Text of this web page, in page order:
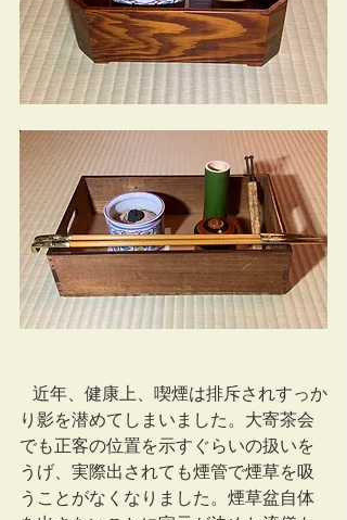
り影を潜めてしまいました。大寄茶会
でも正客の位置を示すぐらいの扱いを
うげ、実際出されても煙管で煙草を吸
うことがなくなりました。煙草盆自体